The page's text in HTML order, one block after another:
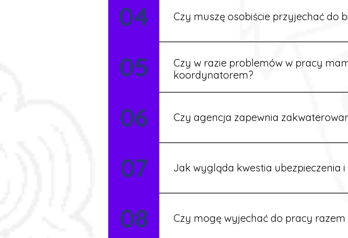
04 Czy muszę osobiście przyjechać do
Tak, umowy podpisywane są osobiście w
formalności są załatwione prawidłowo.
05
Czy w razie problemów w pracy
koordynatorem?
06 Czy agencja zapewnia
Tak, nasi koordynatorzy dbają o zapewnienie
07 Jak wygląda kwestia ubezpieczenia
Każdy pracownik otrzymuje ubezpieczenie
08 Czy mogę wyjechać do pracy